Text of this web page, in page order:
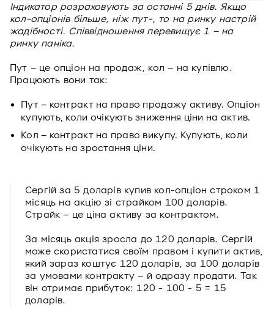
Індикатор розраховують за останні 5 днів. Якщо
кол-опціонів більше, ніж пут-, то на ринку настрій
жадібності. Співвідношення перевищує 1 – на
ринку паніка.
Пут – це опціон на продаж, кол – на купівлю.
Працюють вони так:
Пут – контракт на право продажу активу. Опціон
купують, коли очікують зниження ціни на актив.
Кол – контракт на право викупу. Купують, коли
очікують на зростання ціни.
Сергій за 5 доларів купив кол-опціон строком 1
місяць на акцію зі страйком 100 доларів.
Страйк – це ціна активу за контрактом.
За місяць акція зросла до 120 доларів. Сергій
може скористатися своїм правом і купити актив,
який зараз коштує 120 доларів, за 100 доларів
за умовами контракту – й одразу продати. Так
він отримає прибуток: 120 - 100 - 5 = 15
доларів.